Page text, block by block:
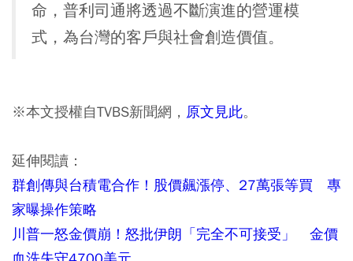
命，普利司通將透過不斷演進的營運模
式，為台灣的客戶與社會創造價值。
※本文授權自TVBS新聞網， 原文見此。
延伸閱讀：
群創傳與台積電合作！股價飆漲停、27萬張等買 專
家曝操作策略
川普一怒金價崩！怒批伊朗「完全不可接受」 金價